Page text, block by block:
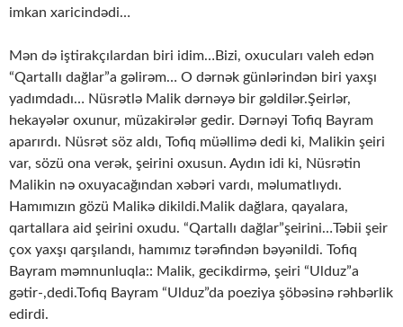
imkan xaricindədi…
Mən də iştirakçılardan biri idim…Bizi, oxucuları valeh edən
“Qartallı dağlar”a gəlirəm… O dərnək günlərindən biri yaxşı
yadımdadı… Nüsrətlə Malik dərnəyə bir gəldilər.Şeirlər,
hekayələr oxunur, müzakirələr gedir. Dərnəyi Tofiq Bayram
aparırdı. Nüsrət söz aldı, Tofiq müəllimə dedi ki, Malikin şeiri
var, sözü ona verək, şeirini oxusun. Aydın idi ki, Nüsrətin
Malikin nə oxuyacağından xəbəri vardı, məlumatlıydı.
Hamımızın gözü Malikə dikildi.Malik dağlara, qayalara,
qartallara aid şeirini oxudu. “Qartallı dağlar”şeirini…Təbii şeir
çox yaxşı qarşılandı, hamımız tərəfindən bəyənildi. Tofiq
Bayram məmnunluqla:: Malik, gecikdirmə, şeiri “Ulduz”a
gətir-,dedi.Tofiq Bayram “Ulduz”da poeziya şöbəsinə rəhbərlik
edirdi.